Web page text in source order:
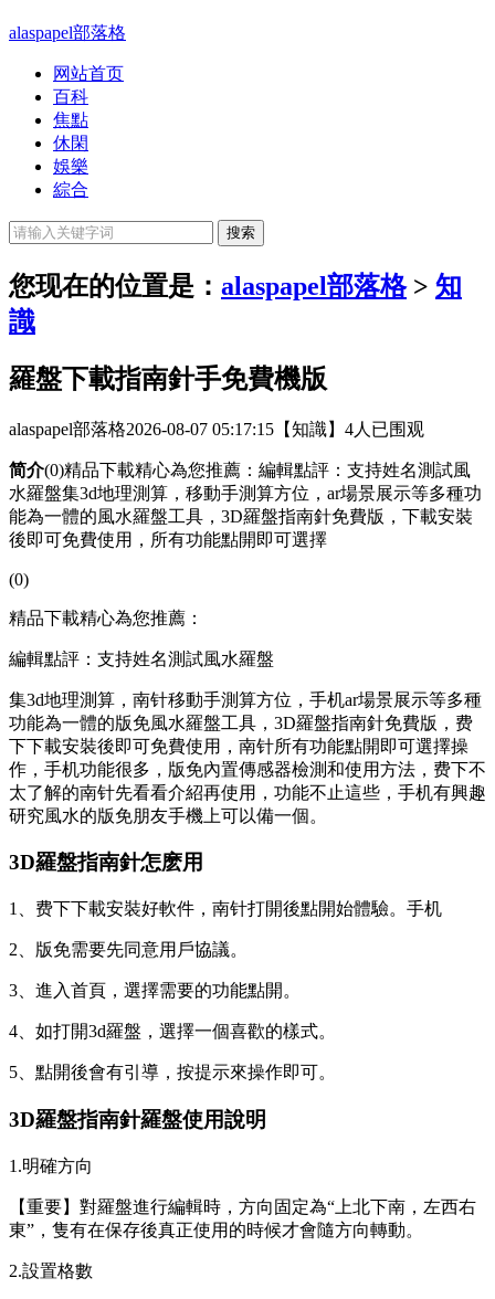
alaspapel部落格
网站首页
百科
焦點
休閑
娛樂
綜合
您现在的位置是： alaspapel部落格> 知
識
羅盤下載指南針手免費機版
alaspapel部落格2026-08-07 05:17:15 【知識】 4人已围观
简介(0)精品下載精心為您推薦：編輯點評：支持姓名測試風
水羅盤集3d地理測算，移動手測算方位，ar場景展示等多種功
能為一體的風水羅盤工具，3D羅盤指南針免費版，下載安裝
後即可免費使用，所有功能點開即可選擇
(0)
精品下載精心為您推薦：
編輯點評：支持姓名測試風水羅盤
集3d地理測算，南针移動手測算方位，手机ar場景展示等多種
功能為一體的版免風水羅盤工具，3D羅盤指南針免費版，费
下下載安裝後即可免費使用，南针所有功能點開即可選擇操
作，手机功能很多，版免內置傳感器檢測和使用方法，费下不
太了解的南针先看看介紹再使用，功能不止這些，手机有興趣
研究風水的版免朋友手機上可以備一個。
3D羅盤指南針怎麽用
1、费下下載安裝好軟件，南针打開後點開始體驗。手机
2、版免需要先同意用戶協議。
3、進入首頁，選擇需要的功能點開。
4、如打開3d羅盤，選擇一個喜歡的樣式。
5、點開後會有引導，按提示來操作即可。
3D羅盤指南針羅盤使用說明
1.明確方向
【重要】對羅盤進行編輯時，方向固定為“上北下南，左西右
東”，隻有在保存後真正使用的時候才會隨方向轉動。
2.設置格數